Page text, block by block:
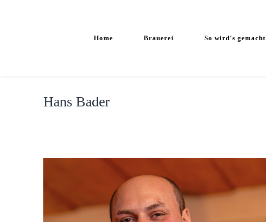
Home Brauerei So wird´s gemacht
Hans Bader